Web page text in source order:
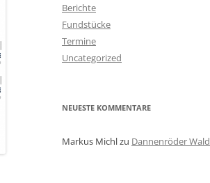
Berichte
Fundstücke
Termine
Uncategorized
NEUESTE KOMMENTARE
Markus Michlzu Dannenröder Wald